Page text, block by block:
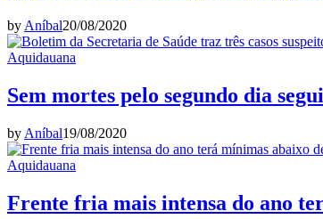
by Aníbal20/08/2020
Aquidauana
Sem mortes pelo segundo dia
by Aníbal19/08/2020
Aquidauana
Frente fria mais intensa do ano